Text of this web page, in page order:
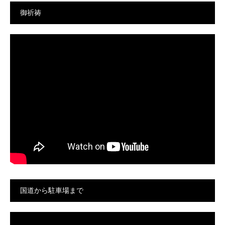
御祈祷
国道から駐車場まで